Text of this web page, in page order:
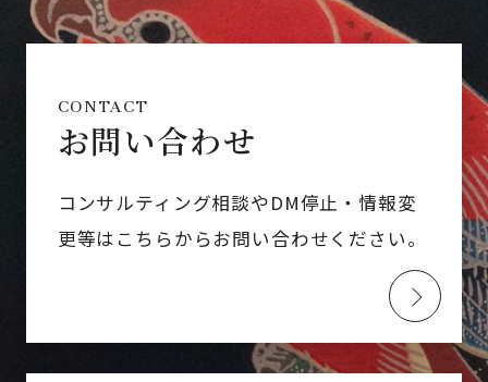
CONTACT
お問い合わせ
コンサルティング相談やDM停止・情報変
更等はこちらからお問い合わせください。